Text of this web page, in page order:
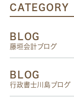
CATEGORY
BLOG
藤垣会計ブログ
BLOG
行政書士川島ブログ